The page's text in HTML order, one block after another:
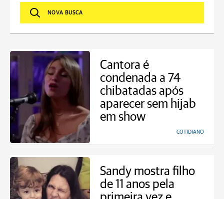
Cantora é
condenada a 74
chibatadas após
aparecer sem hijab
em show
COTIDIANO
Sandy mostra filho
de 11 anos pela